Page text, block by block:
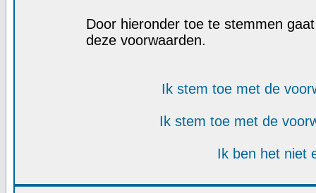
Door hieronder toe te stemmen
deze voorwaarden.
Ik stem toe met de
Ik stem toe met de
Ik ben het niet